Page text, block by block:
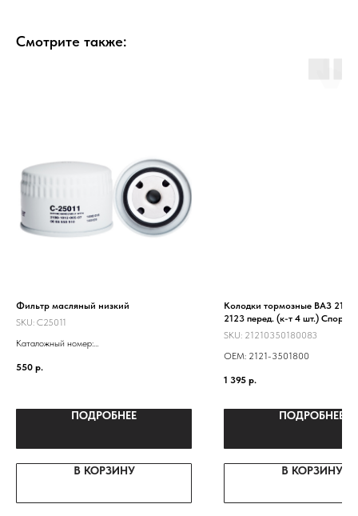
Смотрите также:
Фильтр масляный низкий
SKU: C25011
Каталожный номер:
21010101200583
550 р.
ПОДРОБНЕЕ
В КОРЗИНУ
Колодки тормозные ВАЗ 2121-
2123 перед. (к-т 4 шт.) Спорт
SKU: 21210350180083
ОЕМ: 2121-3501800
1 395 р.
ПОДРОБНЕЕ
В КОРЗИНУ